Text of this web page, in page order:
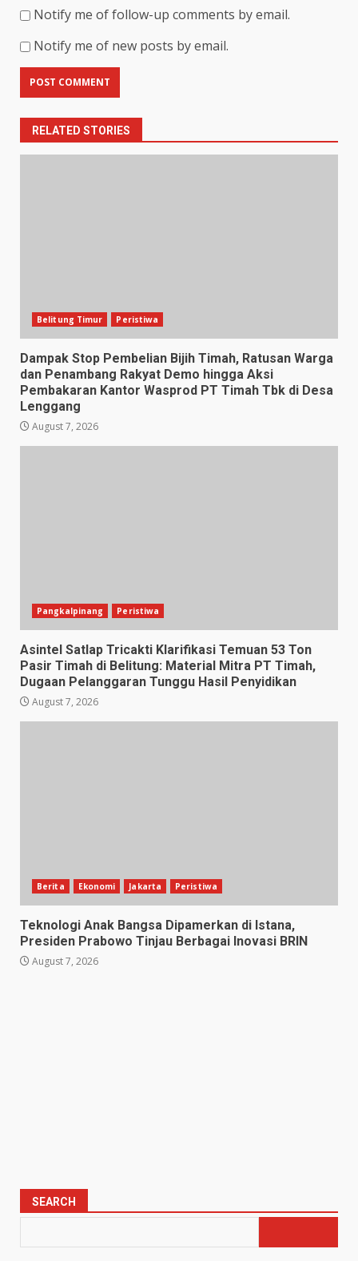
Notify me of follow-up comments by email.
Notify me of new posts by email.
RELATED STORIES
Belitung Timur Peristiwa
Dampak Stop Pembelian Bijih Timah, Ratusan Warga
dan Penambang Rakyat Demo hingga Aksi
Pembakaran Kantor Wasprod PT Timah Tbk di Desa
Lenggang
August 7, 2026
Pangkalpinang Peristiwa
Asintel Satlap Tricakti Klarifikasi Temuan 53 Ton
Pasir Timah di Belitung: Material Mitra PT Timah,
Dugaan Pelanggaran Tunggu Hasil Penyidikan
August 7, 2026
Berita Ekonomi Jakarta Peristiwa
Teknologi Anak Bangsa Dipamerkan di Istana,
Presiden Prabowo Tinjau Berbagai Inovasi BRIN
August 7, 2026
SEARCH